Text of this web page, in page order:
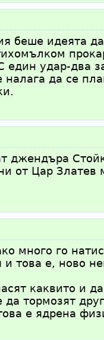
беше идеята
един удар-два
налага да се
джендъра
от Цар Златев
много го
и това е, ново
каквито и
да тормозят
е ядрена